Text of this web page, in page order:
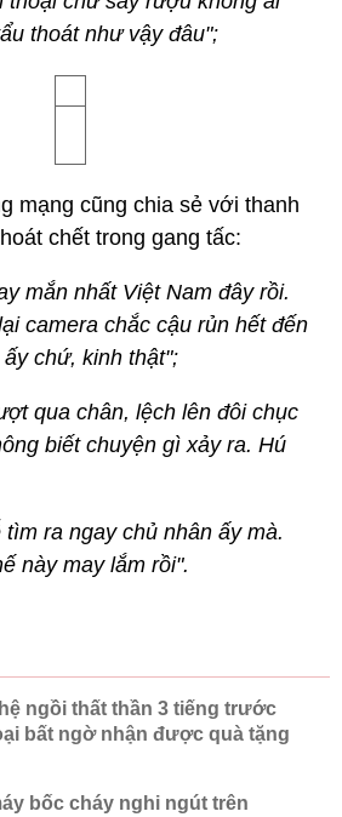
clip được đăng tải lên các nhóm
xuống nhìn điện thoại rồi nên
chuyện gì xảy ra";
chứ say rượu không ai